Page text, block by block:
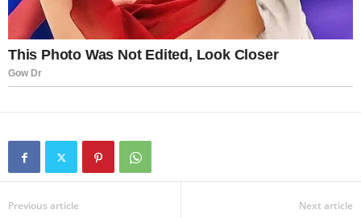
Previous article Next article